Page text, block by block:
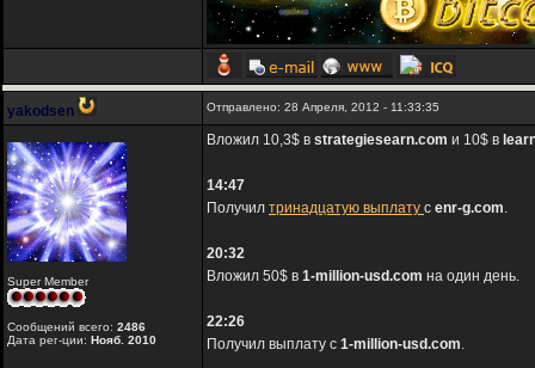
yakodsen Отправлено: 28 Апреля, 2012 - 11:33:35
Super Member
Сообщений всего: 2486
Дата рег-ции: Нояб. 2010
Вложил 10,3$ в strategiesearn.com и 10$ в
14:47
Получил тринадцатую выплату с enr-g.com.
20:32
Вложил 50$ в 1-million-usd.com на один день.
22:26
Получил выплату с 1-million-usd.com.